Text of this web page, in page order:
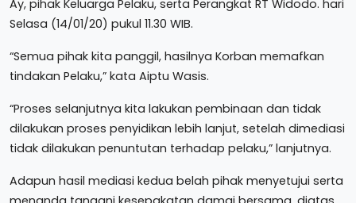
Ay, pihak Keluarga Pelaku, serta Perangkat RT Widodo. hari
Selasa (14/01/20) pukul 11.30 WIB.
“Semua pihak kita panggil, hasilnya Korban memafkan
tindakan Pelaku,” kata Aiptu Wasis.
“Proses selanjutnya kita lakukan pembinaan dan tidak
dilakukan proses penyidikan lebih lanjut, setelah dimediasi
tidak dilakukan penuntutan terhadap pelaku,” lanjutnya.
Adapun hasil mediasi kedua belah pihak menyetujui serta